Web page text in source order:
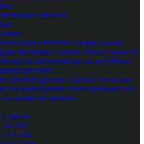
antrenori
Secțiunea Premium conține cea mai
din librăria Coaches Ahead și poate fi
doar de utilizatorii care au achiziționat
premium.
Articolele gratuite Coaches Ahead sunt
de pornire pentru fiecare persoană care
la o poziție de antrenor.
juniori
5-8 Ani
9-13 Ani